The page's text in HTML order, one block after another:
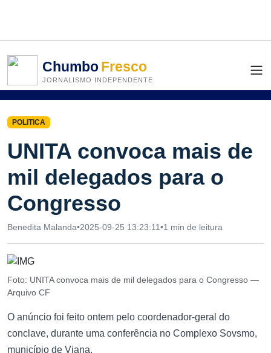
ChumboFresco
JORNALISMO INDEPENDENTE
POLITICA
UNITA convoca mais de
mil delegados para o
Congresso
Benedita Malanda•2025-09-25 13:23:11•1 min de leitura
Foto: UNITA convoca mais de mil delegados para o Congresso —
Arquivo CF
O anúncio foi feito ontem pelo coordenador-geral do
conclave, durante uma conferência no Complexo Sovsmo,
município de Viana.